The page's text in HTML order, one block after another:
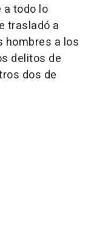
a todo lo
trasladó a
hombres a los
delitos de
dos de